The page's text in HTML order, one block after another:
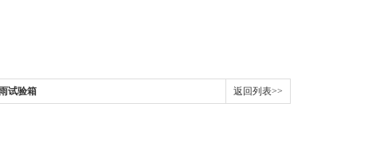
试验箱 返回列表>>